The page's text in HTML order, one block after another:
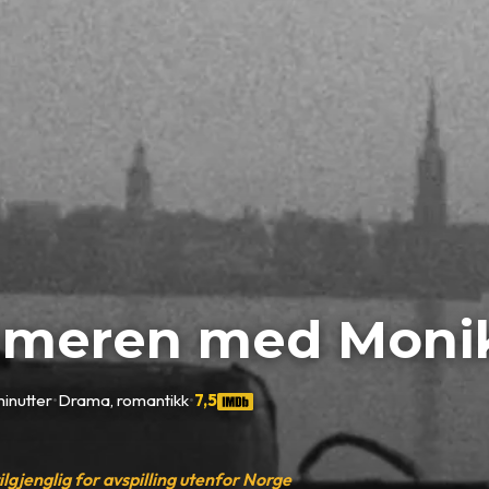
med
•Drama, romantikk•7,5
for avspilling utenfor Norge